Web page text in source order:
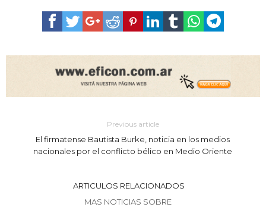
Previous article
El firmatense Bautista Burke, noticia en los medios
nacionales por el conflicto bélico en Medio Oriente
ARTICULOS RELACIONADOS
MAS NOTICIAS SOBRE